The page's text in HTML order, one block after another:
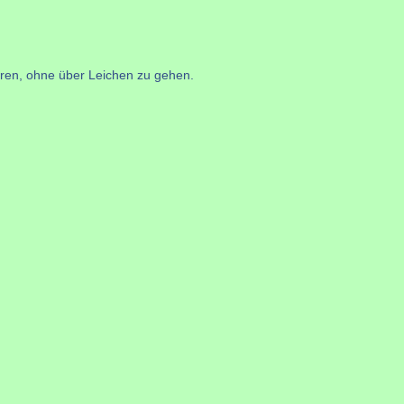
ohne über Leichen zu gehen.